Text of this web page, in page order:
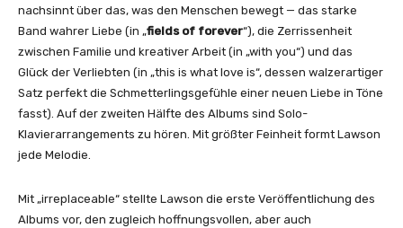
f
o
r
e
v
e
r
(
e
a
nachsinnt über das, was den Menschen bewegt — das starke
Band wahrer Liebe (in „fields of forever“), die Zerrissenheit
zwischen Familie und kreativer Arbeit (in „with you“) und das
Glück der Verliebten (in „this is what love is“, dessen walzerartiger
Satz perfekt die Schmetterlingsgefühle einer neuen Liebe in Töne
fasst). Auf der zweiten Hälfte des Albums sind Solo-
Klavierarrangements zu hören. Mit größter Feinheit formt Lawson
jede Melodie.
Mit „irreplaceable“ stellte Lawson die erste Veröffentlichung des
Albums vor, den zugleich hoffnungsvollen, aber auch